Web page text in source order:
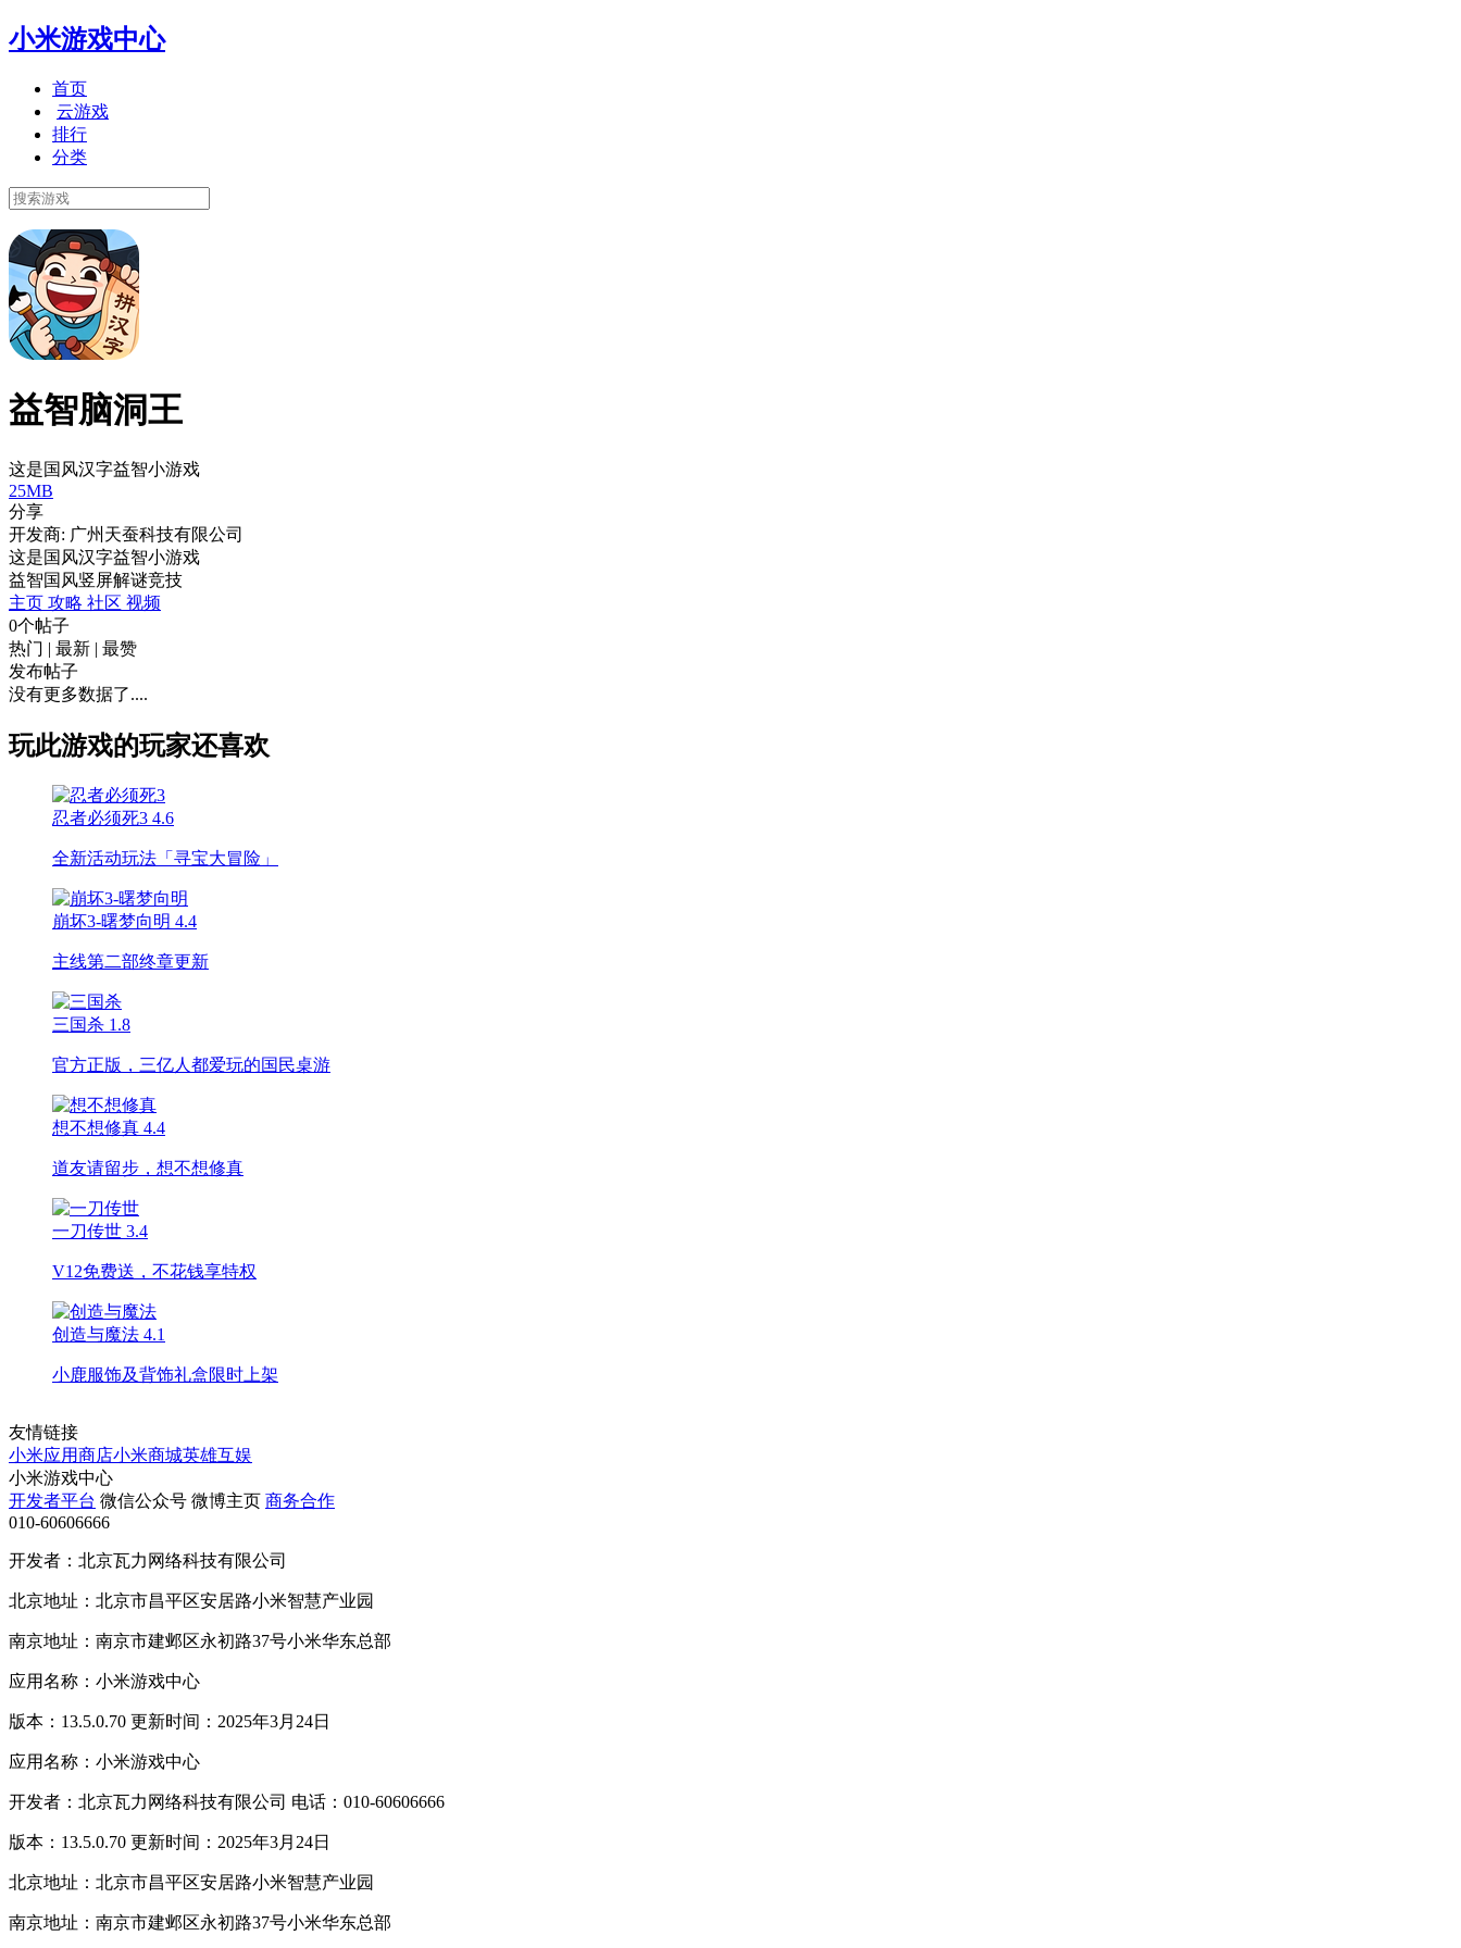
小米游戏中心
首页
云游戏
排行
分类
益智脑洞王
这是国风汉字益智小游戏
25MB
分享
开发商: 广州天蚕科技有限公司
这是国风汉字益智小游戏
益智国风竖屏解谜竞技
主页 攻略 社区 视频
0个帖子
热门 | 最新 | 最赞
发布帖子
没有更多数据了....
玩此游戏的玩家还喜欢
忍者必须死3 4.6
全新活动玩法「寻宝大冒险」
崩坏3-曙梦向明 4.4
主线第二部终章更新
三国杀 1.8
官方正版，三亿人都爱玩的国民桌游
想不想修真 4.4
道友请留步，想不想修真
一刀传世 3.4
V12免费送，不花钱享特权
创造与魔法 4.1
小鹿服饰及背饰礼盒限时上架
友情链接
小米应用商店小米商城英雄互娱
小米游戏中心
开发者平台 微信公众号 微博主页 商务合作
010-60606666
开发者：北京瓦力网络科技有限公司
北京地址：北京市昌平区安居路小米智慧产业园
南京地址：南京市建邺区永初路37号小米华东总部
应用名称：小米游戏中心
版本：13.5.0.70 更新时间：2025年3月24日
应用名称：小米游戏中心
开发者：北京瓦力网络科技有限公司 电话：010-60606666
版本：13.5.0.70 更新时间：2025年3月24日
北京地址：北京市昌平区安居路小米智慧产业园
南京地址：南京市建邺区永初路37号小米华东总部